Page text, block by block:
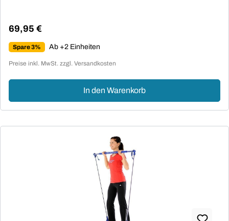
Regulärer Preis:
69,95 €
Spare 3% Ab +2 Einheiten
Preise inkl. MwSt. zzgl. Versandkosten
In den Warenkorb